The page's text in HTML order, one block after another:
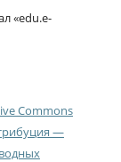
«edu.e-
Commons
—